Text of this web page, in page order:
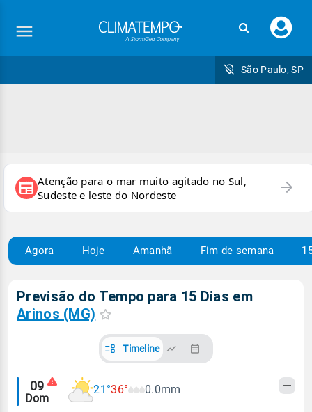
seu
São Paulo, SP
newspaper Atenção para o mar muito agitado no Sul,
Sudeste e leste do Nordeste
arrow_forward
Agora Hoje Amanhã Fim de semana
Previsão do Tempo para 15 Dias em
Arinos (MG)
Timeline
Alertas
meteorológicos
09
Dom
21°36° 0.0mm